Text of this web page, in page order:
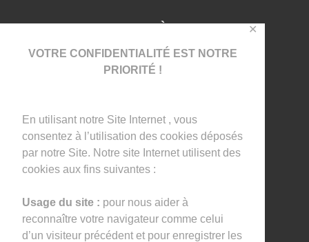
VOTRE CONFIDENTIALITÉ EST NOTRE
PRIORITÉ !
En utilisant notre Site Internet , vous
consentez à l’utilisation des cookies déposés
par notre Site. Notre site Internet utilisent des
cookies aux fins suivantes :
Usage du site : pour nous aider à
reconnaître votre navigateur comme celui
d’un visiteur précédent et pour enregistrer les
✕
INSCRIVEZ VOUS À NOTRE
I agree that my submitted data is being
collected and stored.